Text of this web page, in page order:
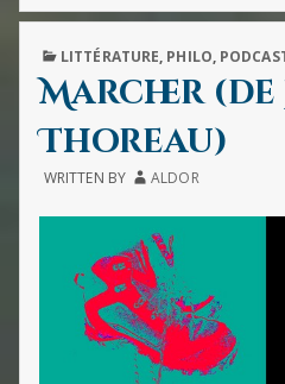
D.
PUBLISHED
LITTÉRATURE, PHILO,
Marcher (de
Thoreau)
WRITTEN BY ALDOR